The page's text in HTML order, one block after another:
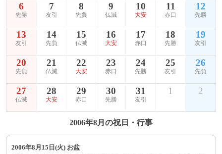
6
先勝
7
友引
8
先負
9
仏滅
10
大安
11
赤口
12
先勝
13
友引
14
先負
15
仏滅
16
大安
17
赤口
18
先勝
19
友引
20
先負
21
仏滅
22
大安
23
赤口
24
先勝
25
友引
26
先負
27
仏滅
28
大安
29
赤口
30
先勝
31
友引
1 2
2006年8月の祝日・行事
2006年8月15日(火) お盆